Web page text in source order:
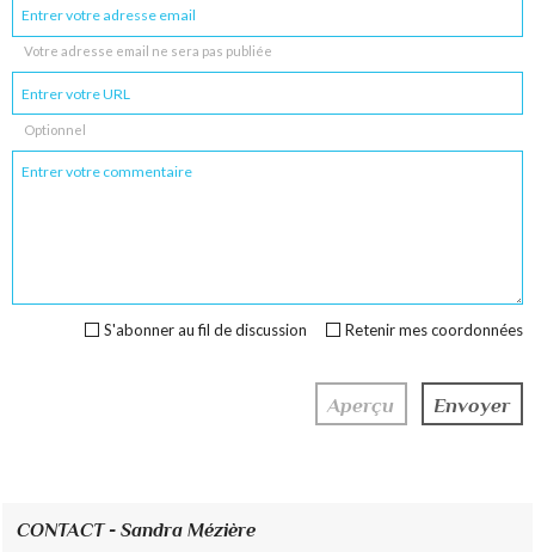
Votre adresse email ne sera pas publiée
Optionnel
Retenir mes coordonnées
S'abonner au fil de discussion
CONTACT - Sandra Mézière